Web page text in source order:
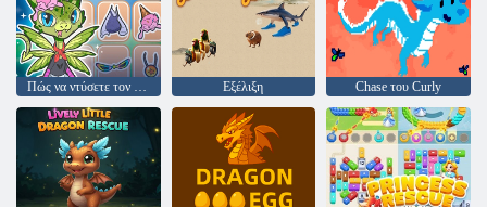
Πώς να ντύσετε τον δράκο σας Εξέλιξη Chase του Curly